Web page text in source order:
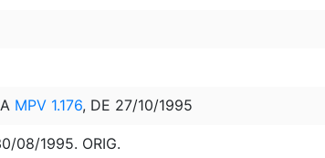
MPV 1.176, DE 27/10/1995
08/1995. ORIG.